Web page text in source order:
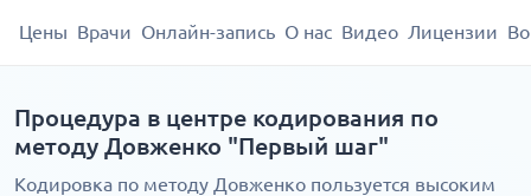
Цены Врачи Онлайн-запись О нас Видео Лицензии
Процедура в центре кодирования по
методу Довженко "Первый шаг"
Кодировка по методу Довженко пользуется высоким